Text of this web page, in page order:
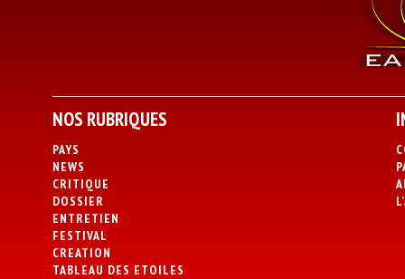
NOS RUBRIQUES
PAYS
NEWS
CRITIQUE
DOSSIER
ENTRETIEN
FESTIVAL
CREATION
TABLEAU DES ETOILES